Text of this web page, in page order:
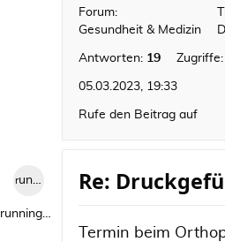
Forum:
Gesundheit & Medizin
Antworten: 19 Zugriffe:
05.03.2023, 19:33
Rufe den Beitrag auf
runningwild1
runningwild1
Re:
Termin beim